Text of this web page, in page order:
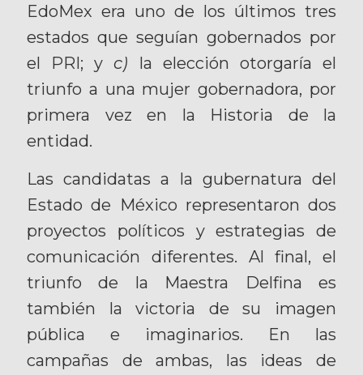
EdoMex era uno de los últimos tres
estados que seguían gobernados por
el PRI; yc) la elección otorgaría el
triunfo a una mujer gobernadora, por
primera vez en la Historia de la
entidad.
Las candidatas a la gubernatura del
Estado de México representaron dos
proyectos políticos y estrategias de
comunicación diferentes. Al final, el
triunfo de la Maestra Delfina es
también la victoria de su imagen
pública e imaginarios. En las
campañas de ambas, las ideas de